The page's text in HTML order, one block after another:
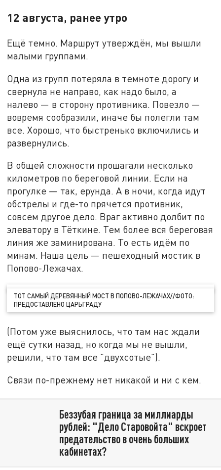
12 августа, ранее утро
Ещё темно. Маршрут утверждён, мы вышли
малыми группами.
Одна из групп потеряла в темноте дорогу и
свернула не направо, как надо было, а
налево — в сторону противника. Повезло —
вовремя сообразили, иначе бы полегли там
все. Хорошо, что быстренько включились и
развернулись.
В общей сложности прошагали несколько
километров по береговой линии. Если на
прогулке — так, ерунда. А в ночи, когда идут
обстрелы и где-то прячется противник,
совсем другое дело. Враг активно долбит по
элеватору в Тёткине. Тем более вся береговая
линия же заминирована. То есть идём по
минам. Наша цель — пешеходный мостик в
Попово-Лежачах.
ТОТ САМЫЙ ДЕРЕВЯННЫЙ МОСТ В ПОПОВО-ЛЕЖАЧАХ//ФОТО:
ПРЕДОСТАВЛЕНО ЦАРЬГРАДУ
(Потом уже выяснилось, что там нас ждали
ещё сутки назад, но когда мы не вышли,
решили, что там все "двухсотые").
Связи по-прежнему нет никакой и ни с кем.
Беззубая граница за миллиарды
рублей: "Дело Старовойта" вскроет
предательство в очень больших
кабинетах?